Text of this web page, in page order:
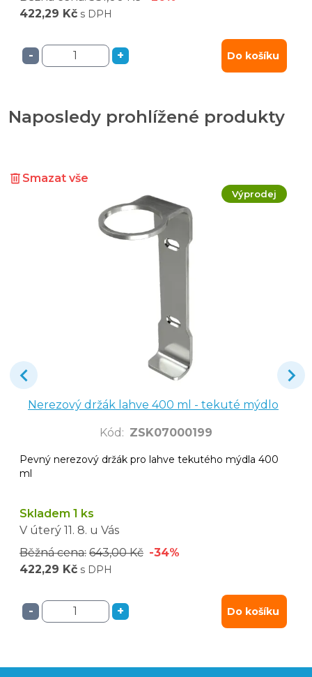
422,29 Kč s DPH
- + Do košíku
Naposledy prohlížené produkty
Smazat vše
Výprodej
Nerezový držák lahve 400 ml - tekuté mýdlo
Kód : ZSK07000199
Pevný nerezový držák pro lahve tekutého mýdla 400
ml
Skladem 1 ks
V úterý 11. 8. u Vás
Běžná cena: 643,00 Kč -34%
422,29 Kč s DPH
- + Do košíku